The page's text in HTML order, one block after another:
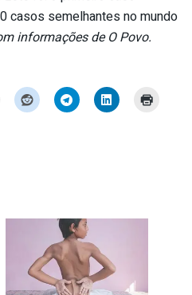
casos semelhantes no mundo
informações de O Povo.